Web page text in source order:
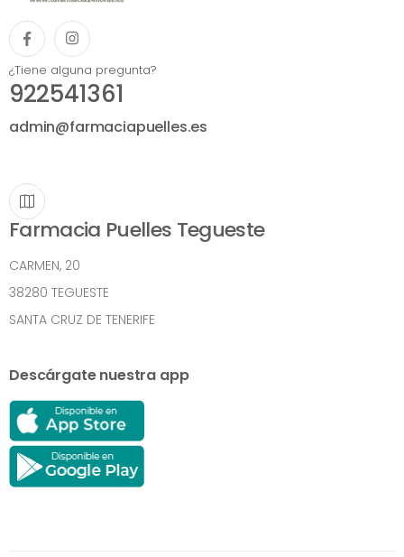
¿Tiene alguna pregunta?
922541361
admin@farmaciapuelles.es
Farmacia Puelles Tegueste
CARMEN, 20
38280 TEGUESTE
SANTA CRUZ DE TENERIFE
Descárgate nuestra app